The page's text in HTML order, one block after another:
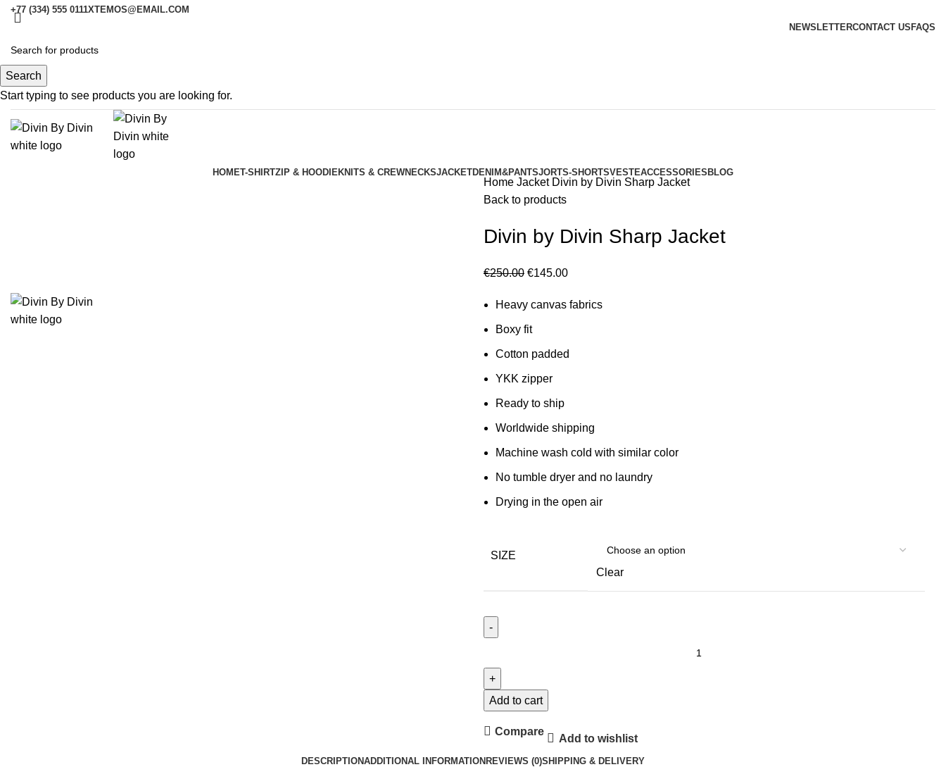
+77 (334) 555 0111XTEMOS@EMAIL.COM
NEWSLETTERCONTACT US FAQS
HOMET-SHIRTZIP & HOODIEKNITS & CREWNECKSJACKETDENIM&PANTSJORTS-SHORTSVESTEACCESSORIES BLOG
Home Jacket Divin by Divin Sharp Jacket
Back to products
Divin by Divin Sharp Jacket
€250.00 Original
was:
€250.00.
€145.00Current
is:
Heavy canvas fabrics
Boxy fit
Cotton padded
YKK zipper
Ready to ship
Worldwide shipping
Machine wash cold with similar color
No tumble dryer and no laundry
Drying in the open air
SIZE
Clear
Divin
Sharp
quantity
Add to cart
Compare
Add to wishlist
DESCRIPTIONADDITIONAL INFORMATION REVIEWS (0)SHIPPING & DELIVERY
Search
Start typing to see products you are looking for.